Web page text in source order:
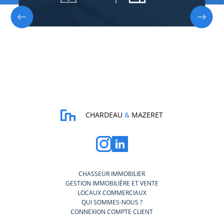
CHARDEAU& MAZERET
CHASSEUR IMMOBILIER
GESTION IMMOBILIÈRE ET VENTE
LOCAUX COMMERCIAUX
QUI SOMMES-NOUS ?
CONNEXION COMPTE CLIENT